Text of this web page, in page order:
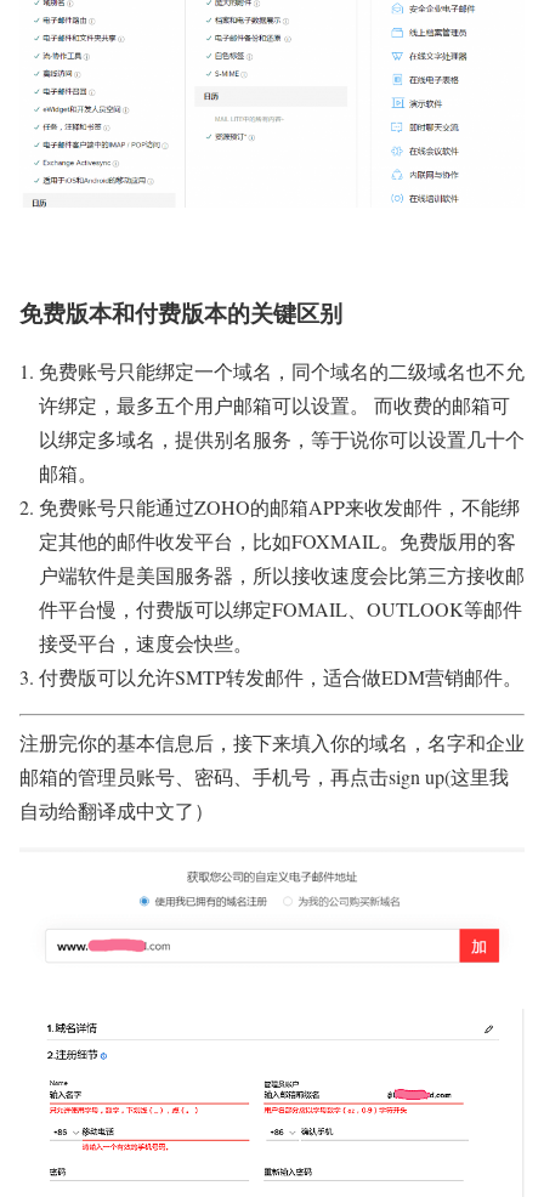
免费版本和付费版本的关键区别
免费账号只能绑定一个域名，同个域名的二级域名也不允
许绑定，最多五个用户邮箱可以设置。 而收费的邮箱可
以绑定多域名，提供别名服务，等于说你可以设置几十个
邮箱。
免费账号只能通过ZOHO的邮箱APP来收发邮件，不能绑
定其他的邮件收发平台，比如FOXMAIL。免费版用的客
户端软件是美国服务器，所以接收速度会比第三方接收邮
件平台慢，付费版可以绑定FOMAIL、OUTLOOK等邮件
接受平台，速度会快些。
付费版可以允许SMTP转发邮件，适合做EDM营销邮件。
注册完你的基本信息后，接下来填入你的域名，名字和企业
邮箱的管理员账号、密码、手机号，再点击sign up(这里我
自动给翻译成中文了）